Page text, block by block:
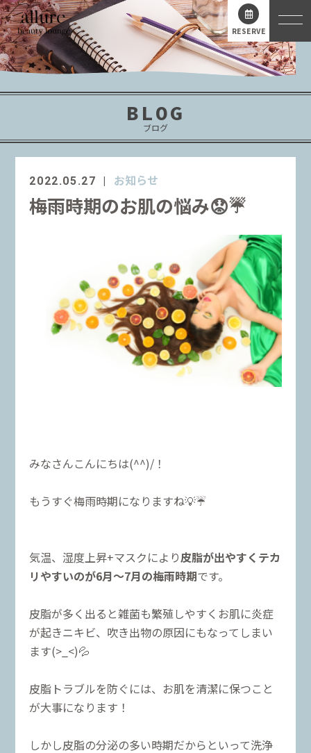
RESERVE
BLOG
ブログ
2022.05.27 お知らせ
梅雨時期のお肌の悩み😟☔
みなさんこんにちは(^^)/！
もうすぐ梅雨時期になりますね💡☔
気温、湿度上昇+マスクにより皮脂が出やすくテカ
リやすいのが6月～7月の梅雨時期です。
皮脂が多く出ると雑菌も繁殖しやすくお肌に炎症
が起きニキビ、吹き出物の原因にもなってしまい
ます(>_<)💦
皮脂トラブルを防ぐには、お肌を清潔に保つこと
が大事になります！
しかし皮脂の分泌の多い時期だからといって洗浄